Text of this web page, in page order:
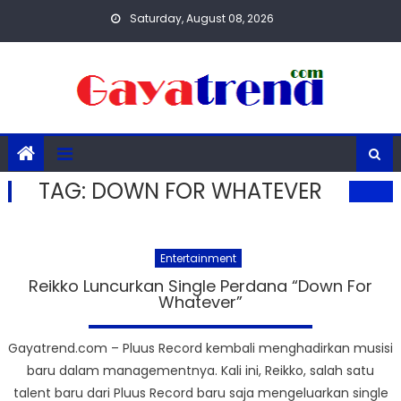
Saturday, August 08, 2026
TAG: DOWN FOR WHATEVER
Entertainment
Reikko Luncurkan Single Perdana “Down For
Whatever”
Gayatrend.com – Pluus Record kembali menghadirkan musisi
baru dalam managementnya. Kali ini, Reikko, salah satu
talent baru dari Pluus Record baru saja mengeluarkan single